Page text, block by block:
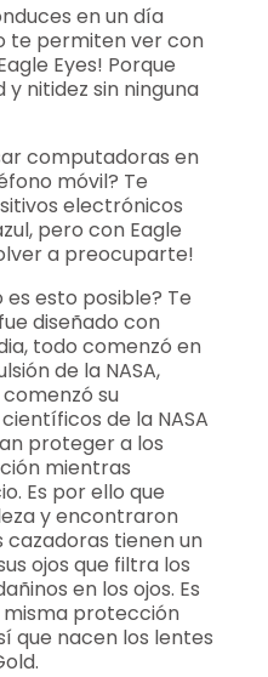
en un día
te permiten ver con
Eyes! Porque
nitidez sin ninguna
computadoras en
móvil? Te
electrónicos
pero con Eagle
a preocuparte!
esto posible? Te
diseñado con
todo comenzó en
de la NASA,
su
de la NASA
proteger a los
mientras
Es por ello que
y encontraron
tienen un
ojos que filtra los
en los ojos. Es
protección
que nacen los lentes